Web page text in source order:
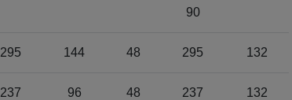
90
295 144 48 295 132
237 96 48 237 132